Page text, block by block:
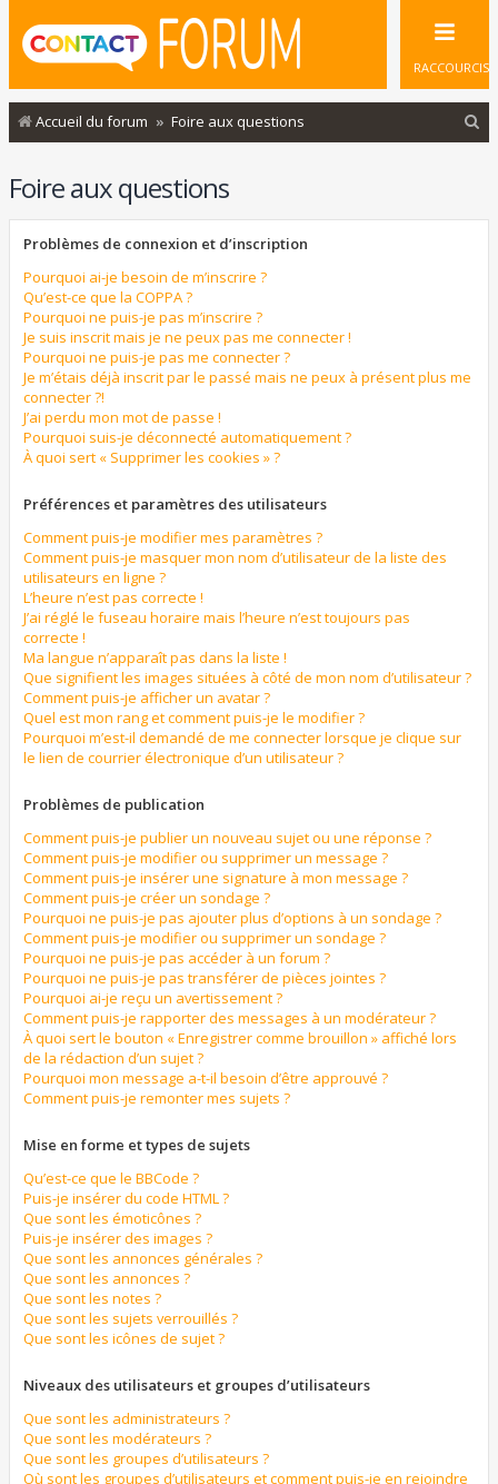
RACCOURCIS
Accueil du forum Foire aux questions
Foire aux questions
Problèmes de connexion et d’inscription
Pourquoi ai-je besoin de m’inscrire ?
Qu’est-ce que la COPPA ?
Pourquoi ne puis-je pas m’inscrire ?
Je suis inscrit mais je ne peux pas me connecter !
Pourquoi ne puis-je pas me connecter ?
Je m’étais déjà inscrit par le passé mais ne peux à présent plus me
connecter ?!
J’ai perdu mon mot de passe !
Pourquoi suis-je déconnecté automatiquement ?
À quoi sert « Supprimer les cookies » ?
Préférences et paramètres des utilisateurs
Comment puis-je modifier mes paramètres ?
Comment puis-je masquer mon nom d’utilisateur de la liste des
utilisateurs en ligne ?
L’heure n’est pas correcte !
J’ai réglé le fuseau horaire mais l’heure n’est toujours pas
correcte !
Ma langue n’apparaît pas dans la liste !
Que signifient les images situées à côté de mon nom d’utilisateur ?
Comment puis-je afficher un avatar ?
Quel est mon rang et comment puis-je le modifier ?
Pourquoi m’est-il demandé de me connecter lorsque je clique sur
le lien de courrier électronique d’un utilisateur ?
Problèmes de publication
Comment puis-je publier un nouveau sujet ou une réponse ?
Comment puis-je modifier ou supprimer un message ?
Comment puis-je insérer une signature à mon message ?
Comment puis-je créer un sondage ?
Pourquoi ne puis-je pas ajouter plus d’options à un sondage ?
Comment puis-je modifier ou supprimer un sondage ?
Pourquoi ne puis-je pas accéder à un forum ?
Pourquoi ne puis-je pas transférer de pièces jointes ?
Pourquoi ai-je reçu un avertissement ?
Comment puis-je rapporter des messages à un modérateur ?
À quoi sert le bouton « Enregistrer comme brouillon » affiché lors
de la rédaction d’un sujet ?
Pourquoi mon message a-t-il besoin d’être approuvé ?
Comment puis-je remonter mes sujets ?
Mise en forme et types de sujets
Qu’est-ce que le BBCode ?
Puis-je insérer du code HTML ?
Que sont les émoticônes ?
Puis-je insérer des images ?
Que sont les annonces générales ?
Que sont les annonces ?
Que sont les notes ?
Que sont les sujets verrouillés ?
Que sont les icônes de sujet ?
Niveaux des utilisateurs et groupes d’utilisateurs
Que sont les administrateurs ?
Que sont les modérateurs ?
Que sont les groupes d’utilisateurs ?
Où sont les groupes d’utilisateurs et comment puis-je en rejoindre